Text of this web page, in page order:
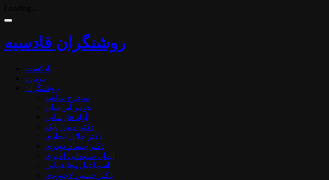
روشنگران قادسیه
پادکست
درباره
روشنگران
شاهرخ شاهید
هومر آبرامیان
آزاد فارسانی
دکتر میترا بابک
دکتر جلال ایجادی
دکتر حسام نوذری
ایمان سلیمانی امیری
اسماعیل وفایغمایی
دکتر حسین لاجوردی